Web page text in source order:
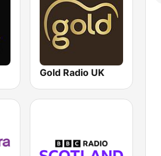
Gold Radio UK